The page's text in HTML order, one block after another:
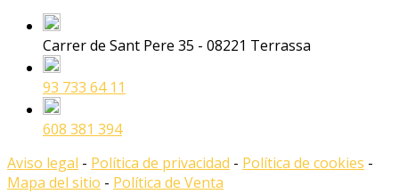
Carrer de Sant Pere 35 - 08221 Terrassa
93 733 64 11
608 381 394
Aviso legal - Política de privacidad - Política de cookies -
Mapa del sitio - Política de Venta